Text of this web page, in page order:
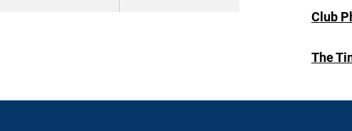
C lub
The